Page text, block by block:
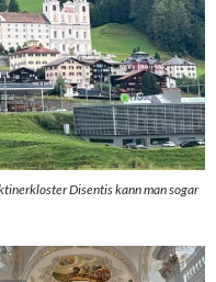
Disentis kann man sogar